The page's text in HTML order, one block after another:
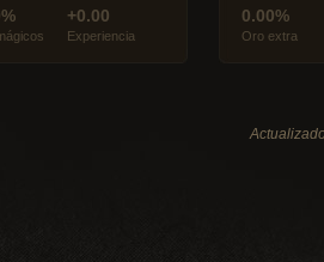
+0.00
Experiencia
0.00%
Oro extra